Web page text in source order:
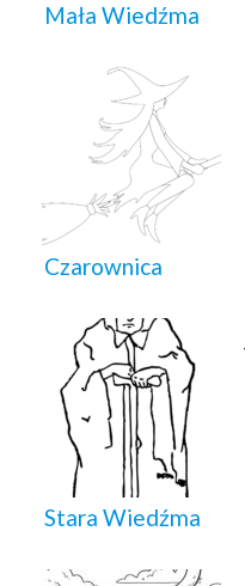
Mała Wiedźma
Czarownica
Stara Wiedźma